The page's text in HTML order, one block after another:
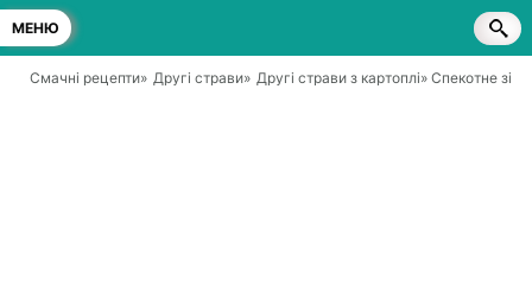
МЕНЮ
Смачні рецепти» Другі страви» Другі страви з картоплі» Спекотне зі